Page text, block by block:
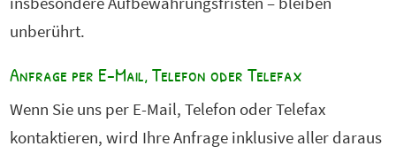
unberührt.
Anfrage per E-Mail, Telefon oder Telefax
Wenn Sie uns per E-Mail, Telefon oder Telefax
kontaktieren, wird Ihre Anfrage inklusive aller daraus